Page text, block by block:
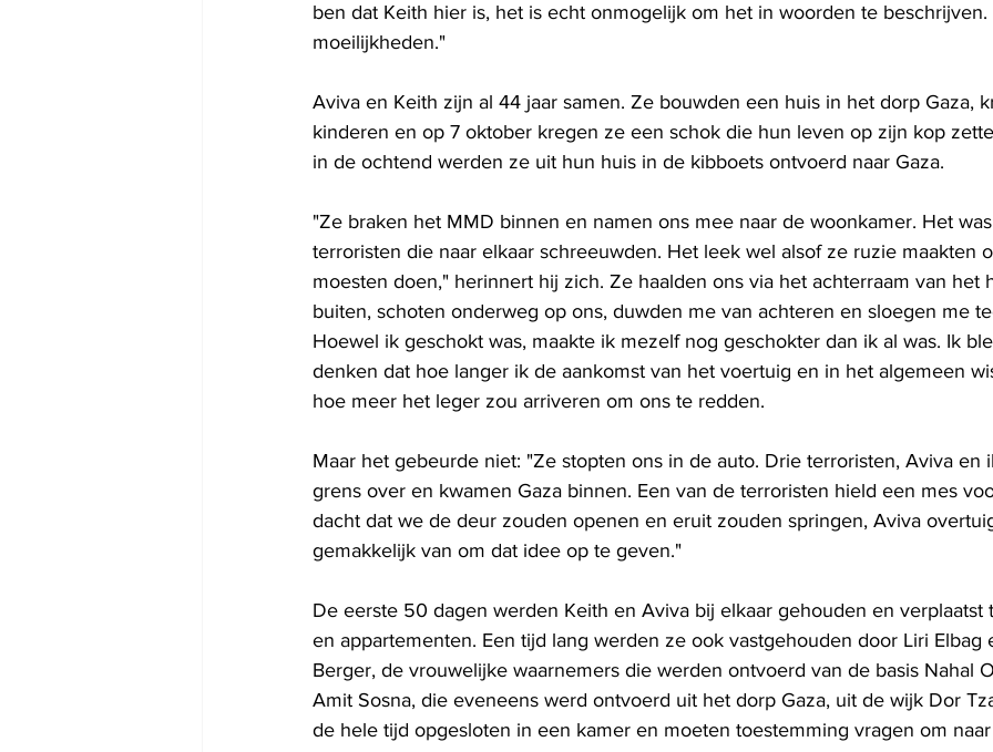
ben dat Keith hier is, het is echt onmogelijk om het in woorden te
moeilijkheden."
Aviva en Keith zijn al 44 jaar samen. Ze bouwden een huis in het dorp Gaza,
kinderen en op 7 oktober kregen ze een schok die hun leven op zijn kop
in de ochtend werden ze uit hun huis in de kibboets ontvoerd naar Gaza.
"Ze braken het MMD binnen en namen ons mee naar de woonkamer. Het
terroristen die naar elkaar schreeuwden. Het leek wel alsof ze ruzie maakten
moesten doen," herinnert hij zich. Ze haalden ons via het achterraam van het
buiten, schoten onderweg op ons, duwden me van achteren en sloegen me
Hoewel ik geschokt was, maakte ik mezelf nog geschokter dan ik al was. Ik
denken dat hoe langer ik de aankomst van het voertuig en in het algemeen
hoe meer het leger zou arriveren om ons te redden.
Maar het gebeurde niet: "Ze stopten ons in de auto. Drie terroristen, Aviva en
grens over en kwamen Gaza binnen. Een van de terroristen hield een mes
dacht dat we de deur zouden openen en eruit zouden springen, Aviva
gemakkelijk van om dat idee op te geven."
De eerste 50 dagen werden Keith en Aviva bij elkaar gehouden en verplaatst
en appartementen. Een tijd lang werden ze ook vastgehouden door Liri Elbag
Berger, de vrouwelijke waarnemers die werden ontvoerd van de basis Nahal
Amit Sosna, die eveneens werd ontvoerd uit het dorp Gaza, uit de wijk Dor
de hele tijd opgesloten in een kamer en moeten toestemming vragen om